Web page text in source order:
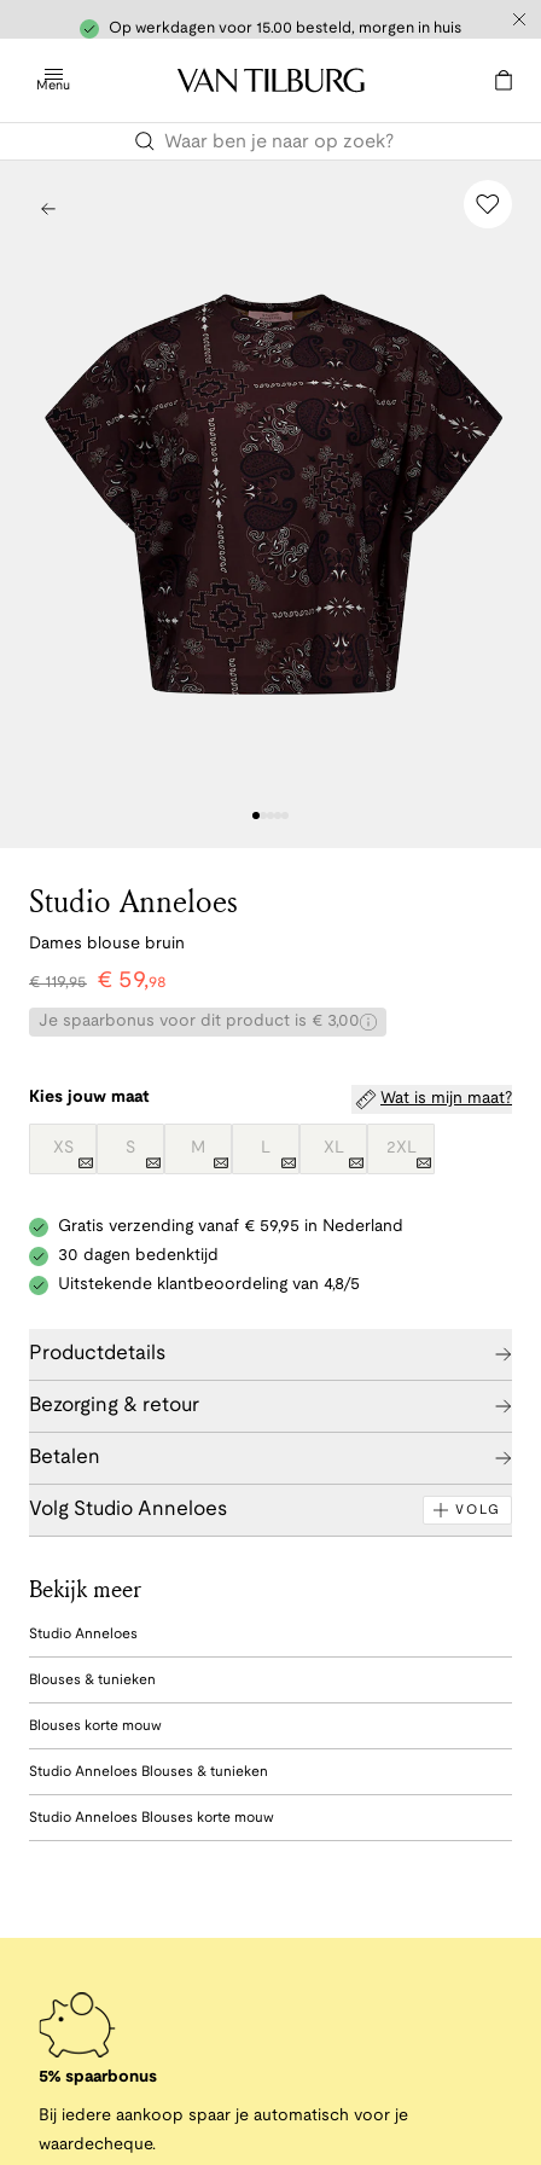
Op werkdagen voor 15.00 besteld, morgen in huis
Menu
Studio Anneloes
Dames blouse bruin
€119,95 € 59,98
Je spaarbonus voor dit product is € 3,00
Kies jouw maat Wat is mijn maat?
XS S M L XL 2XL
Gratis verzending vanaf € 59,95 in Nederland
30 dagen bedenktijd
Uitstekende klantbeoordeling van 4,8/5
Productdetails
Bezorging & retour
Betalen
Volg Studio Anneloes VOLG
Bekijk meer
Studio Anneloes
Blouses & tunieken
Blouses korte mouw
Studio Anneloes Blouses & tunieken
Studio Anneloes Blouses korte mouw
5% spaarbonus
Bij iedere aankoop spaar je automatisch voor je
waardecheque.